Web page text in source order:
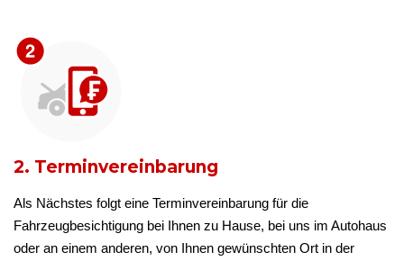
2. Terminvereinbarung
Als Nächstes folgt eine Terminvereinbarung für die
Fahrzeugbesichtigung bei Ihnen zu Hause, bei uns im Autohaus
oder an einem anderen, von Ihnen gewünschten Ort in der